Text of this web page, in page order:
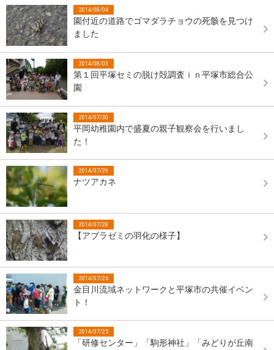
2014/08/04
園付近の道路でゴマダラチョウの死骸を見つけ
ました
2014/08/03
第１回平塚セミの脱け殻調査ｉｎ平塚市総合公
園
2014/07/30
平岡幼稚園内で盛夏の親子観察会を行いまし
た！
2014/07/29
ナツアカネ
2014/07/28
【アブラゼミの羽化の様子】
2014/07/26
金目川流域ネットワークと平塚市の共催イベン
ト！
2014/07/25
「研修センター」「駒形神社」「みどりが丘南